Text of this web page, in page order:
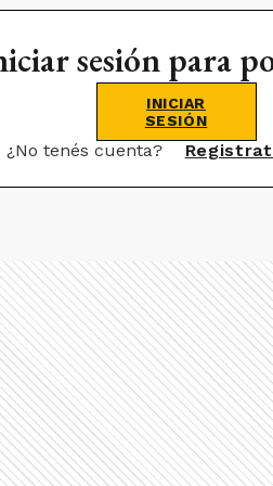
sesión para
INICIAR
SESIÓN
¿No tenés cuenta?